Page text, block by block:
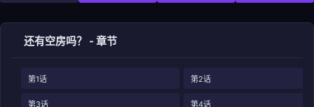
还有空房吗？ - 章节
第1话 第2话
第3话 第4话